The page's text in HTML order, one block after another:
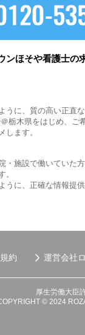
ほそや看護士の
に、質の高い正
木県をはじめ、ご
します。
・施設で働いてい
。
に、正確な情報提供
約 運営会社
厚生労働大臣
© 2024